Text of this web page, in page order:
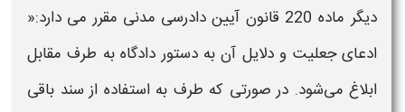
دیگر ماده 220 قانون آیین
دادرسی مدنی مقرر می دارد:«
ادعای جعلیت و دلایل آن به دستور دادگاه به طرف مقابل
ابلاغ می‌شود. در صورتی که طرف به استفاده از سند باقی